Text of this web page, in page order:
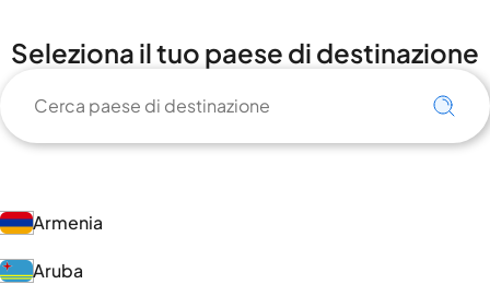
Seleziona il tuo paese di destinazione
Armenia
Aruba